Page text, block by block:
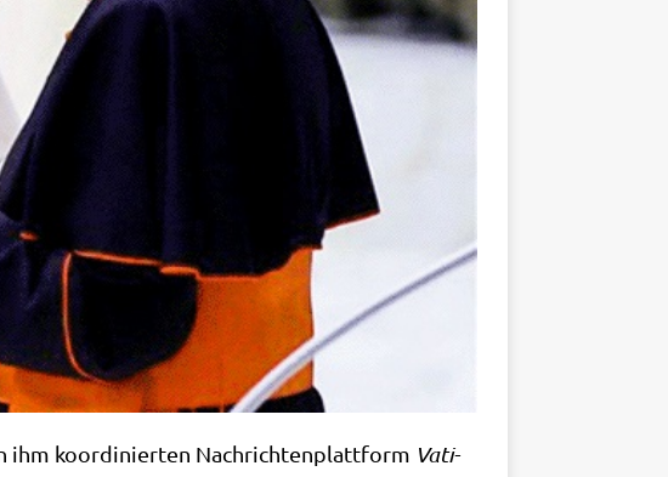
ihm koor­di­nier­ten Nach­rich­ten­platt­form Vati­